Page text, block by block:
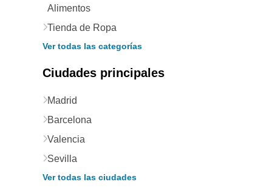
Alimentos
Tienda de Ropa
Ver todas las categorías
Ciudades principales
Madrid
Barcelona
Valencia
Sevilla
Ver todas las ciudades